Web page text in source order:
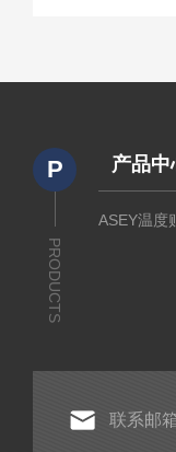
P
PRODUCTS
产品中
ASEY温度
联系邮